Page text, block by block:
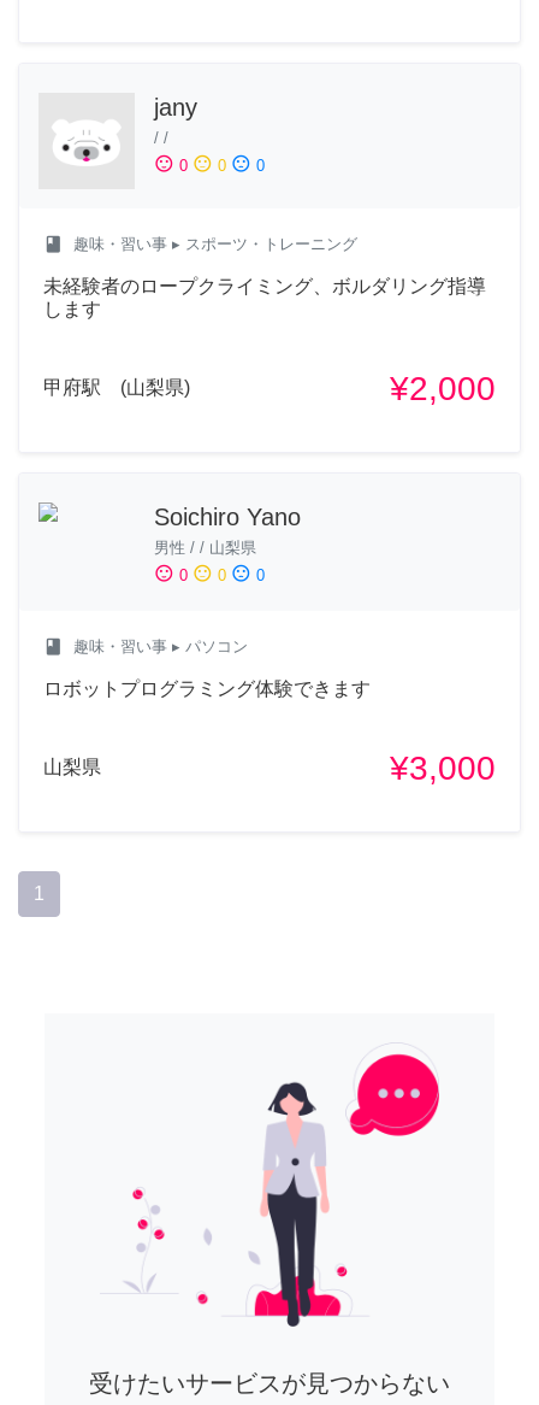
jany
/ /
sentiment_satisfied 0 sentiment_neutral 0 sentiment_dissatisfied 0
class 趣味・習い事 ▸ スポーツ・トレーニング
未経験者のロープクライミング、ボルダリング指導
します
甲府駅 (山梨県) ¥2,000
Soichiro Yano
男性 / / 山梨県
sentiment_satisfied 0 sentiment_neutral 0 sentiment_dissatisfied 0
class 趣味・習い事 ▸ パソコン
ロボットプログラミング体験できます
山梨県 ¥3,000
1
受けたいサービスが見つからない